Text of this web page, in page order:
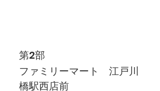
第2部
ファミリーマート　江戸川
橋駅西店前